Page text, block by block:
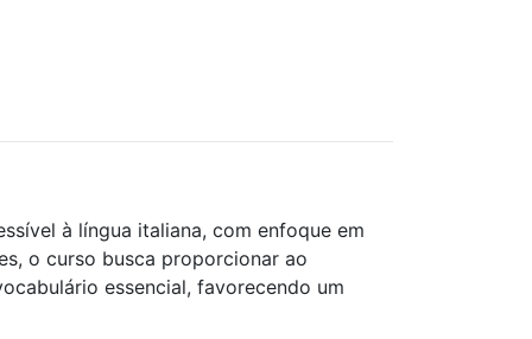
à língua italiana, com enfoque em
o curso busca proporcionar ao
essencial, favorecendo um